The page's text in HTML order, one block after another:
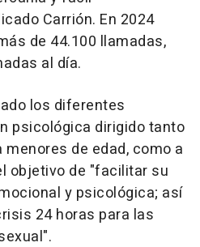
Carrión. En 2024
de 44.100 llamadas,
al día.
los diferentes
psicológica dirigido tanto
de edad, como a
objetivo de "facilitar su
y psicológica; así
24 horas para las